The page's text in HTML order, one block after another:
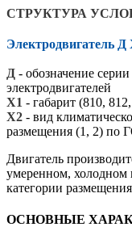
СТРУКТУРА
Электродвигатель
Д - обозначение
электродвигателей
Х1 - габарит (810,
Х2 - вид
размещения (1, 2) по
Двигатель
умеренном, холодном
категории
ОСНОВНЫЕ